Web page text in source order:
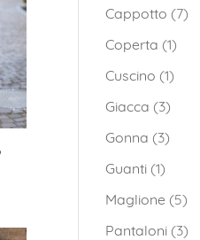
Cappotto (7)
Coperta (1)
Cuscino (1)
Giacca (3)
Gonna (3)
Guanti (1)
Maglione (5)
Pantaloni (3)